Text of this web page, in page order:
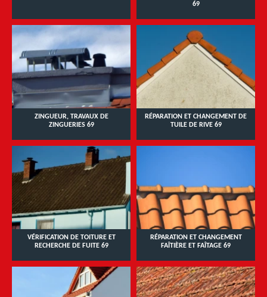
69
ZINGUEUR, TRAVAUX DE
ZINGUERIES 69
RÉPARATION ET CHANGEMENT DE
TUILE DE RIVE 69
VÉRIFICATION DE TOITURE ET
RECHERCHE DE FUITE 69
RÉPARATION ET CHANGEMENT
FAÎTIÈRE ET FAÎTAGE 69